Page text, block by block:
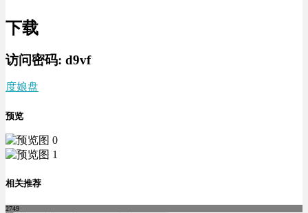
下载
访问密码: d9vf
度娘盘
预览
相关推荐
2749